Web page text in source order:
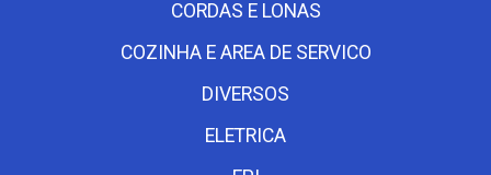
CORDAS E LONAS
COZINHA E AREA DE SERVICO
DIVERSOS
ELETRICA